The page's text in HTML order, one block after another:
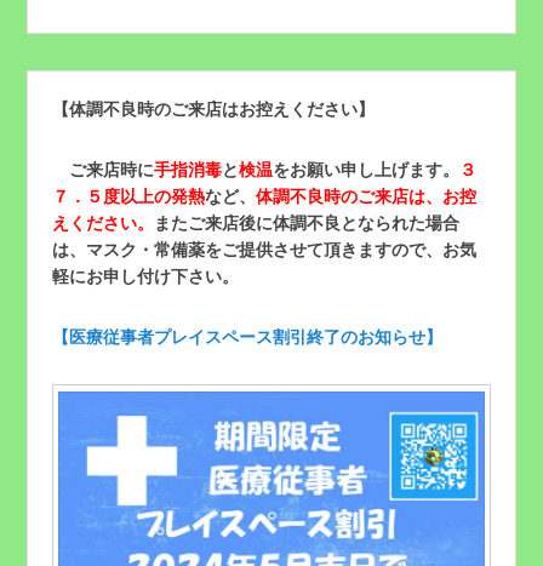
【体調不良時のご来店はお控えください】
ご来店時に手指消毒と検温をお願い申し上げます。
３
７．５度以上の発熱など、体調不良時のご来店は、お控
えください。 またご来店後に体調不良となられた場合
は、マスク・常備薬をご提供させて頂きますので、お気
軽にお申し付け下さい。
【医療従事者プレイスペース割引終了のお知らせ】